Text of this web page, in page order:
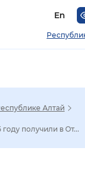
En
Алтай
получили в От...